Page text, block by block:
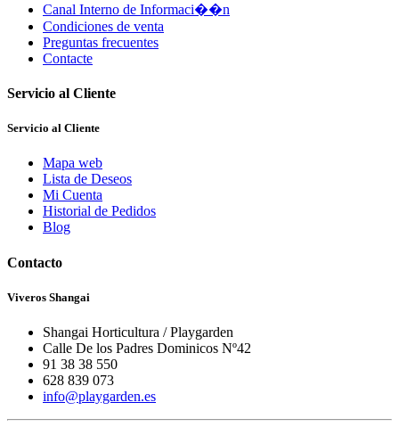
Canal Interno de Informaci��n
Condiciones de venta
Preguntas frecuentes
Contacte
Servicio al Cliente
Servicio al Cliente
Mapa web
Lista de Deseos
Mi Cuenta
Historial de Pedidos
Blog
Contacto
Viveros Shangai
Shangai Horticultura / Playgarden
Calle De los Padres Dominicos Nº42
91 38 38 550
628 839 073
info@playgarden.es